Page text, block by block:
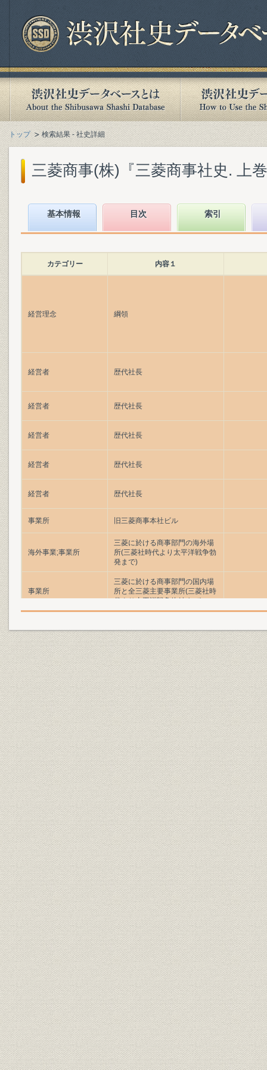
トップ 検索結果 - 社史詳細
三菱商事(株)『三菱商事社史. 上
基本情報 目次 索引
カテゴリー 内容１
経営理念 綱領
経営者 歴代社長
経営者 歴代社長
経営者 歴代社長
経営者 歴代社長
経営者 歴代社長
事業所 旧三菱商事本社ビル
海外事業;事業所
三菱に於ける商事部門の海外場
所(三菱社時代より太平洋戦争勃
発まで)
事業所
三菱に於ける商事部門の国内場
所と全三菱主要事業所(三菱社時
代より太平洋戦争終結まで)